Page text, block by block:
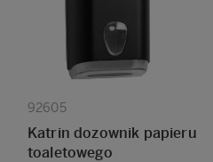
92605
Katrin dozownik papieru
toaletowego